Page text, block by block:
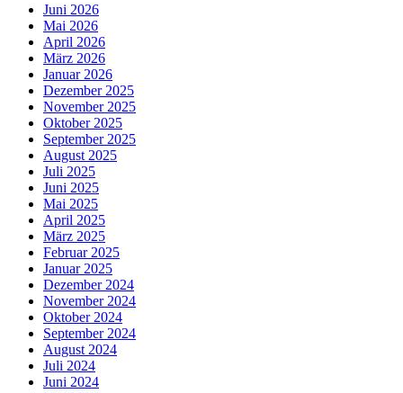
Juni 2026
Mai 2026
April 2026
März 2026
Januar 2026
Dezember 2025
November 2025
Oktober 2025
September 2025
August 2025
Juli 2025
Juni 2025
Mai 2025
April 2025
März 2025
Februar 2025
Januar 2025
Dezember 2024
November 2024
Oktober 2024
September 2024
August 2024
Juli 2024
Juni 2024